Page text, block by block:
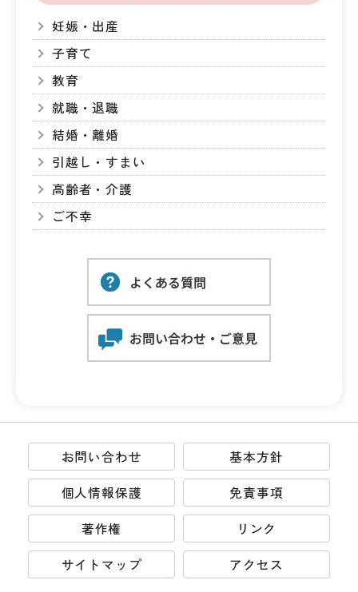
妊娠・出産
子育て
教育
就職・退職
結婚・離婚
引越し・すまい
高齢者・介護
ご不幸
お問い合わせ
基本方針
個人情報保護
免責事項
著作権
リンク
サイトマップ
アクセス